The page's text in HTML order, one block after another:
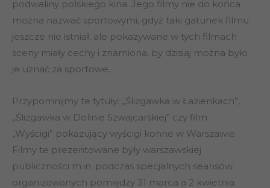
podwaliny polskiego kina. Jego filmy nie do końca
można nazwać sportowymi, gdyż taki gatunek filmu
jeszcze nie istniał, ale pokazywane w tych filmach
sceny miały cechy i znamiona, by dzisiaj można było
je uznać za sportowe.
Przypomnijmy te tytuły: „Ślizgawka w Łazienkach”,
„Ślizgawka w Dolinie Szwajcarskiej” czy film
„Wyścigi” pokazujący wyścigi konne w Warszawie.
Filmy te prezentowane były warszawskiej
publiczności m.in. podczas specjalnych seansów
organizowanych pomiędzy 31 marca a 2 kwietnia